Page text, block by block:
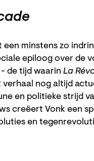
minstens zo
epiloog over de
- de tijd waarin La
nog altijd
en politieke strijd
creëert Vonk een
en